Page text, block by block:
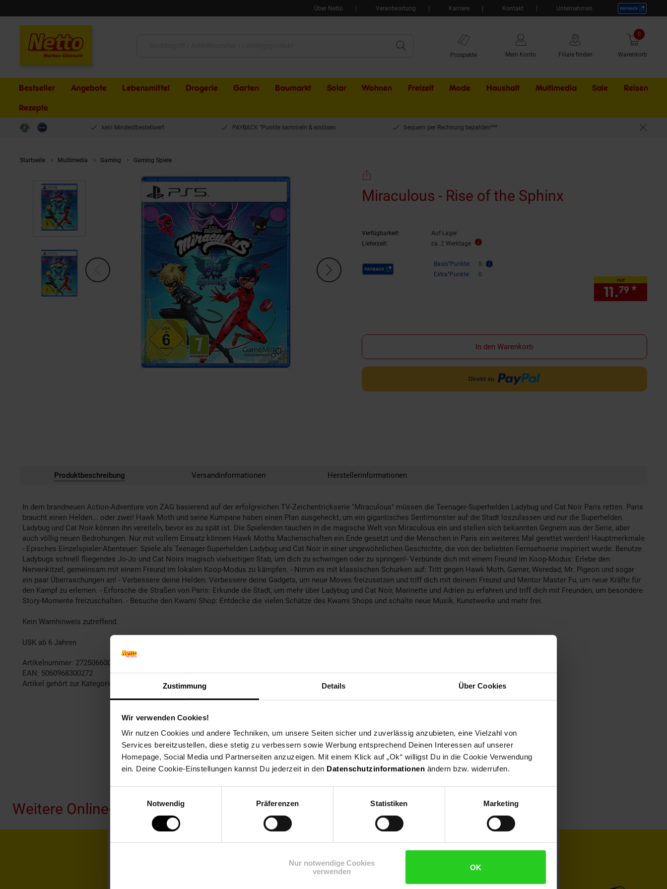
Zustimmung Details Über Cookies
Wir verwenden Cookies!
Wir nutzen Cookies und andere Techniken, um unsere Seiten sicher und zuverlässig anzubieten, eine Vielzahl von
Services bereitzustellen, diese stetig zu verbessern sowie Werbung entsprechend Deinen Interessen auf unserer
Homepage, Social Media und Partnerseiten anzuzeigen. Mit einem Klick auf „Ok“ willigst Du in die Cookie Verwendung
ein. Deine Cookie-Einstellungen kannst Du jederzeit in den Datenschutzinformationen ändern bzw. widerrufen.
Notwendig
Präferenzen Statistiken Marketing
Nur notwendige Cookies
verwenden
OK
Über Netto Verantwortung Karriere Kontakt Unternehmen
Prospekte Mein Konto Filiale finden Warenkorb
0 Artikel
Bestseller Angebote Lebensmittel Drogerie Garten Baumarkt Solar Wohnen Freizeit Mode Haushalt Multimedia Sale Externer
Reisen
Rezepte
kein Mindestbestellwert PAYBACK °Punkte sammeln & einlösen bequem per Rechnung bezahlen***
Startseite Multimedia Gaming Gaming Spiele
Miraculous - Rise of the Sphinx
Verfügbarkeit:
Auf Lager
Lieferzeit:
ca. 2 Werktage
Payback Punkte Basis°Punkte:
5
Extra°Punkte:
0
nur
11.79 *
In den Warenkorb
Produktbeschreibung Versandinformationen Herstellerinformationen
In dem brandneuen Action-Adventure von ZAG basierend auf der erfolgreichen TV-Zeichentrickserie "Miraculous" müssen die Teenager-Superhelden Ladybug und Cat Noir Paris retten. Paris
braucht einen Helden... oder zwei! Hawk Moth und seine Kumpane haben einen Plan ausgeheckt, um ein gigantisches Sentimonster auf die Stadt loszulassen und nur die Superhelden
Ladybug und Cat Noir können ihn vereiteln, bevor es zu spät ist. Die Spielenden tauchen in die magische Welt von Miraculous ein und stellen sich bekannten Gegnern aus der Serie, aber
auch völlig neuen Bedrohungen. Nur mit vollem Einsatz können Hawk Moths Machenschaften ein Ende gesetzt und die Menschen in Paris ein weiteres Mal gerettet werden! Hauptmerkmale
- Episches Einzelspieler-Abenteuer: Spiele als Teenager-Superhelden Ladybug und Cat Noir in einer ungewöhnlichen Geschichte, die von der beliebten Fernsehserie inspiriert wurde. Benutze
Ladybugs schnell fliegendes Jo-Jo und Cat Noirs magisch vielseitigen Stab, um dich zu schwingen oder zu springen!- Verbünde dich mit einem Freund im Koop-Modus: Erlebe den
Nervenkitzel, gemeinsam mit einem Freund im lokalen Koop-Modus zu kämpfen. - Nimm es mit klassischen Schurken auf: Tritt gegen Hawk Moth, Gamer, Weredad, Mr. Pigeon und sogar
ein paar Überraschungen an! - Verbessere deine Helden: Verbessere deine Gadgets, um neue Moves freizusetzen und triff dich mit deinem Freund und Mentor Master Fu, um neue Kräfte für
den Kampf zu erlernen. - Erforsche die Straßen von Paris: Erkunde die Stadt, um mehr über Ladybug und Cat Noir, Marinette und Adrien zu erfahren und triff dich mit Freunden, um besondere
Story-Momente freizuschalten. - Besuche den Kwami Shop: Entdecke die vielen Schätze des Kwami Shops und schalte neue Musik, Kunstwerke und mehr frei.
Kein Warnhinweis zutreffend.
USK ab 6 Jahren
Artikelnummer: 2725066000
EAN: 5060968300272
Artikel gehört zur Kategorie:
Gaming Spiele
Weitere Online-Angebote
Netto Reisen TV-Shop Weinwelt Rezeptwelt NettoKOM Karriere